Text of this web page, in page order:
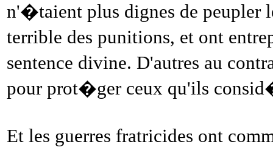
n'�taient plus dignes de
terrible des punitions, et ont
sentence divine. D'autres au
pour prot�ger ceux qu'ils
Et les guerres fratricides ont